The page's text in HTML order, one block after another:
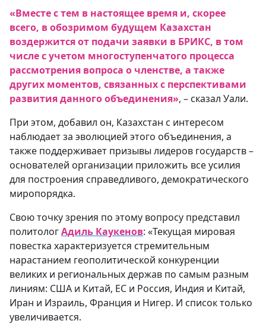
«Вместе с тем в настоящее время и, скорее
всего, в обозримом будущем Казахстан
воздержится от подачи заявки в БРИКС, в том
числе с учетом многоступенчатого процесса
рассмотрения вопроса о членстве, а также
других моментов, связанных с перспективами
развития данного объединения», – сказал Уали.
При этом, добавил он, Казахстан с интересом
наблюдает за эволюцией этого объединения, а
также поддерживает призывы лидеров государств –
основателей организации приложить все усилия
для построения справедливого, демократического
миропорядка.
Свою точку зрения по этому вопросу представил
политологАдиль Каукенов: «Текущая мировая
повестка характеризуется стремительным
нарастанием геополитической конкуренции
великих и региональных держав по самым разным
линиям: США и Китай, ЕС и Россия, Индия и Китай,
Иран и Израиль, Франция и Нигер. И список только
увеличивается.